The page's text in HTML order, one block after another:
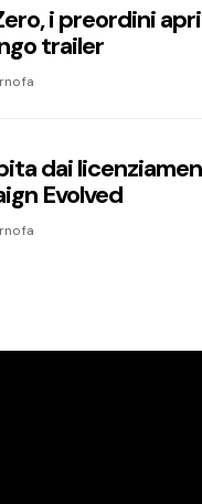
i preordini
trailer
fa
dai
Evolved
fa